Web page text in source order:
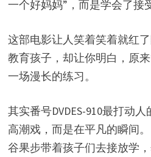
一个好妈妈”，而是学会了接
这部电影让人笑着笑着就红
教育孩子，却让你明白，原
一场漫长的练习。
其实番号DVDES-910最打动
高潮戏，而是在平凡的瞬间
谷果步带着孩子们去接放学